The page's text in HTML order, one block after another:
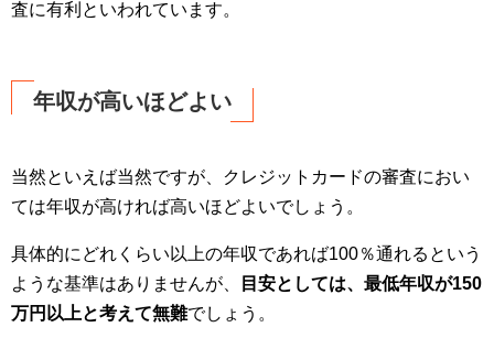
査に有利といわれています。
年収が高いほどよい
当然といえば当然ですが、クレジットカードの審査におい
ては年収が高ければ高いほどよいでしょう。
具体的にどれくらい以上の年収であれば100％通れるという
ような基準はありませんが、
目安としては、最低年収が150
万円以上と考えて無難でしょう。